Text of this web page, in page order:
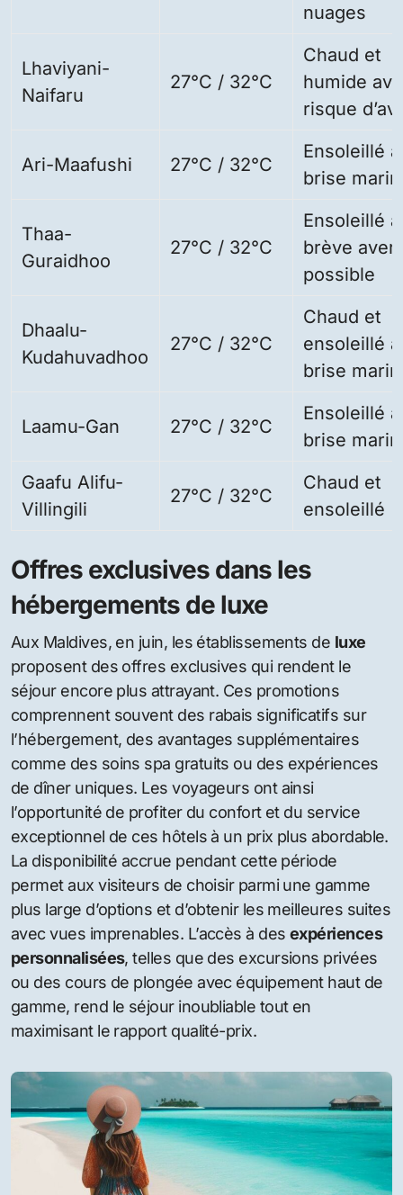
nuages
Lhaviyani-
Naifaru
27°C / 32°C
Chaud et
humide
risque
Ari-Maafushi 27°C / 32°C
Ensoleillé
brise
Thaa-
Guraidhoo
27°C / 32°C
Ensoleillé
brève
possible
Dhaalu-
Kudahuvadhoo
27°C / 32°C
Chaud et
ensoleillé
brise
Laamu-Gan 27°C / 32°C
Ensoleillé
brise
Gaafu Alifu-
Villingili
27°C / 32°C
Chaud et
ensoleillé
Offres exclusives dans les
hébergements de luxe
Aux Maldives, en juin, les établissements de luxe
proposent des offres exclusives qui rendent le
séjour encore plus attrayant. Ces promotions
comprennent souvent des rabais significatifs sur
l’hébergement, des avantages supplémentaires
comme des soins spa gratuits ou des expériences
de dîner uniques. Les voyageurs ont ainsi
l’opportunité de profiter du confort et du service
exceptionnel de ces hôtels à un prix plus abordable.
La disponibilité accrue pendant cette période
permet aux visiteurs de choisir parmi une gamme
plus large d’options et d’obtenir les meilleures suites
avec vues imprenables. L’accès à desexpériences
personnalisées, telles que des excursions privées
ou des cours de plongée avec équipement haut de
gamme, rend le séjour inoubliable tout en
maximisant le rapport qualité-prix.